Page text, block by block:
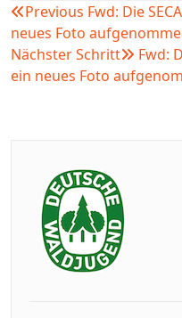
Previous Fwd: Die
neues Foto
Nächster Schritt
Fwd:
ein neues Foto